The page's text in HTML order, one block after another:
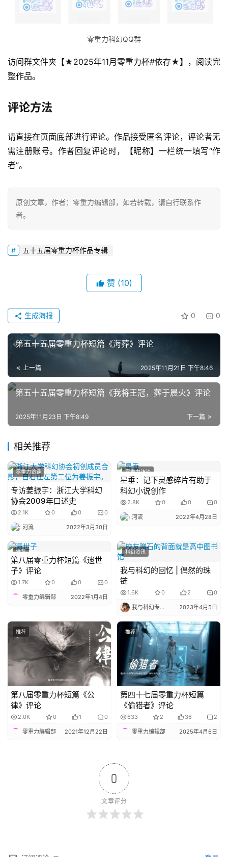
零
重
科
幻
征
投
稿
主
题
科
幻
小
库
注册
零重力科幻QQ群
访问群文件夹【★2025年11月零重力杯#依存★】，阅读完
整作品。
评论方法
请直接在页面底部进行评论。作品接受匿名评论，评论者无
需注册账号。作者回复评论时，【昵称】一栏统一填写“作
者”。
原创文章，作者：零重力编辑部，如若转载，请自行联系作
者。
五十五届零重力杯作品专辑
赞 (10)
0 0
生成海报
第五十五届零重力杯短篇《海葬》评论
上一篇 2025年11月21日 下午8:46
第五十五届零重力杯短篇《我将王冠，葬于晨火》评论
下一篇
2025年11月23日 下午8:49
相关推荐
零重力访谈
专访姜振宇：浙江大学科幻
协会2009年口述史
2.1K 0 0 0
河流 2022年3月30日
零重力访谈
星垂：记下灵感碎片有助于
科幻小说创作
2.8K 0 0 0
河流 2022年4月28日
推荐
第八届零重力杯短篇《遗世
子》评论
1.7K 0 0 0
零重力编辑部 2022年1月4日
科幻资讯
我与科幻的回忆 | 偶然的珠
链
1.6K 0 2 0
我与科幻专栏小编 2023年4月5日
推荐
第八届零重力杯短篇《公
律》评论
2.0K 0 1 0
零重力编辑部 2021年12月22日
推荐
第四十七届零重力杯短篇
《偷猎者》评论
633 2 36 2
零重力编辑部 2025年4月6日
0
文章评分